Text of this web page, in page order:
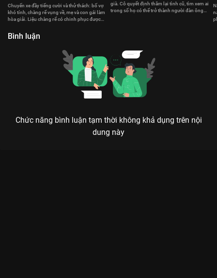
Chuyến xe đầy tiếng cười và thử thách: bố vợ
khó tính, chàng rể vụng về, mẹ và con gái làm
hòa giải. Liệu chàng rể có chinh phục được
già. Cô quyết định thăm lại tình cũ, tìm xem ai
trong số họ có thể trở thành người đàn ông
Bình luận
Chức năng bình luận tạm thời không khả dụng trên nội
dung này